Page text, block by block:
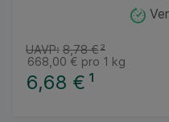
6,68 € ¹
UAVP: 8,78 €²
668,00 € pro 1 kg